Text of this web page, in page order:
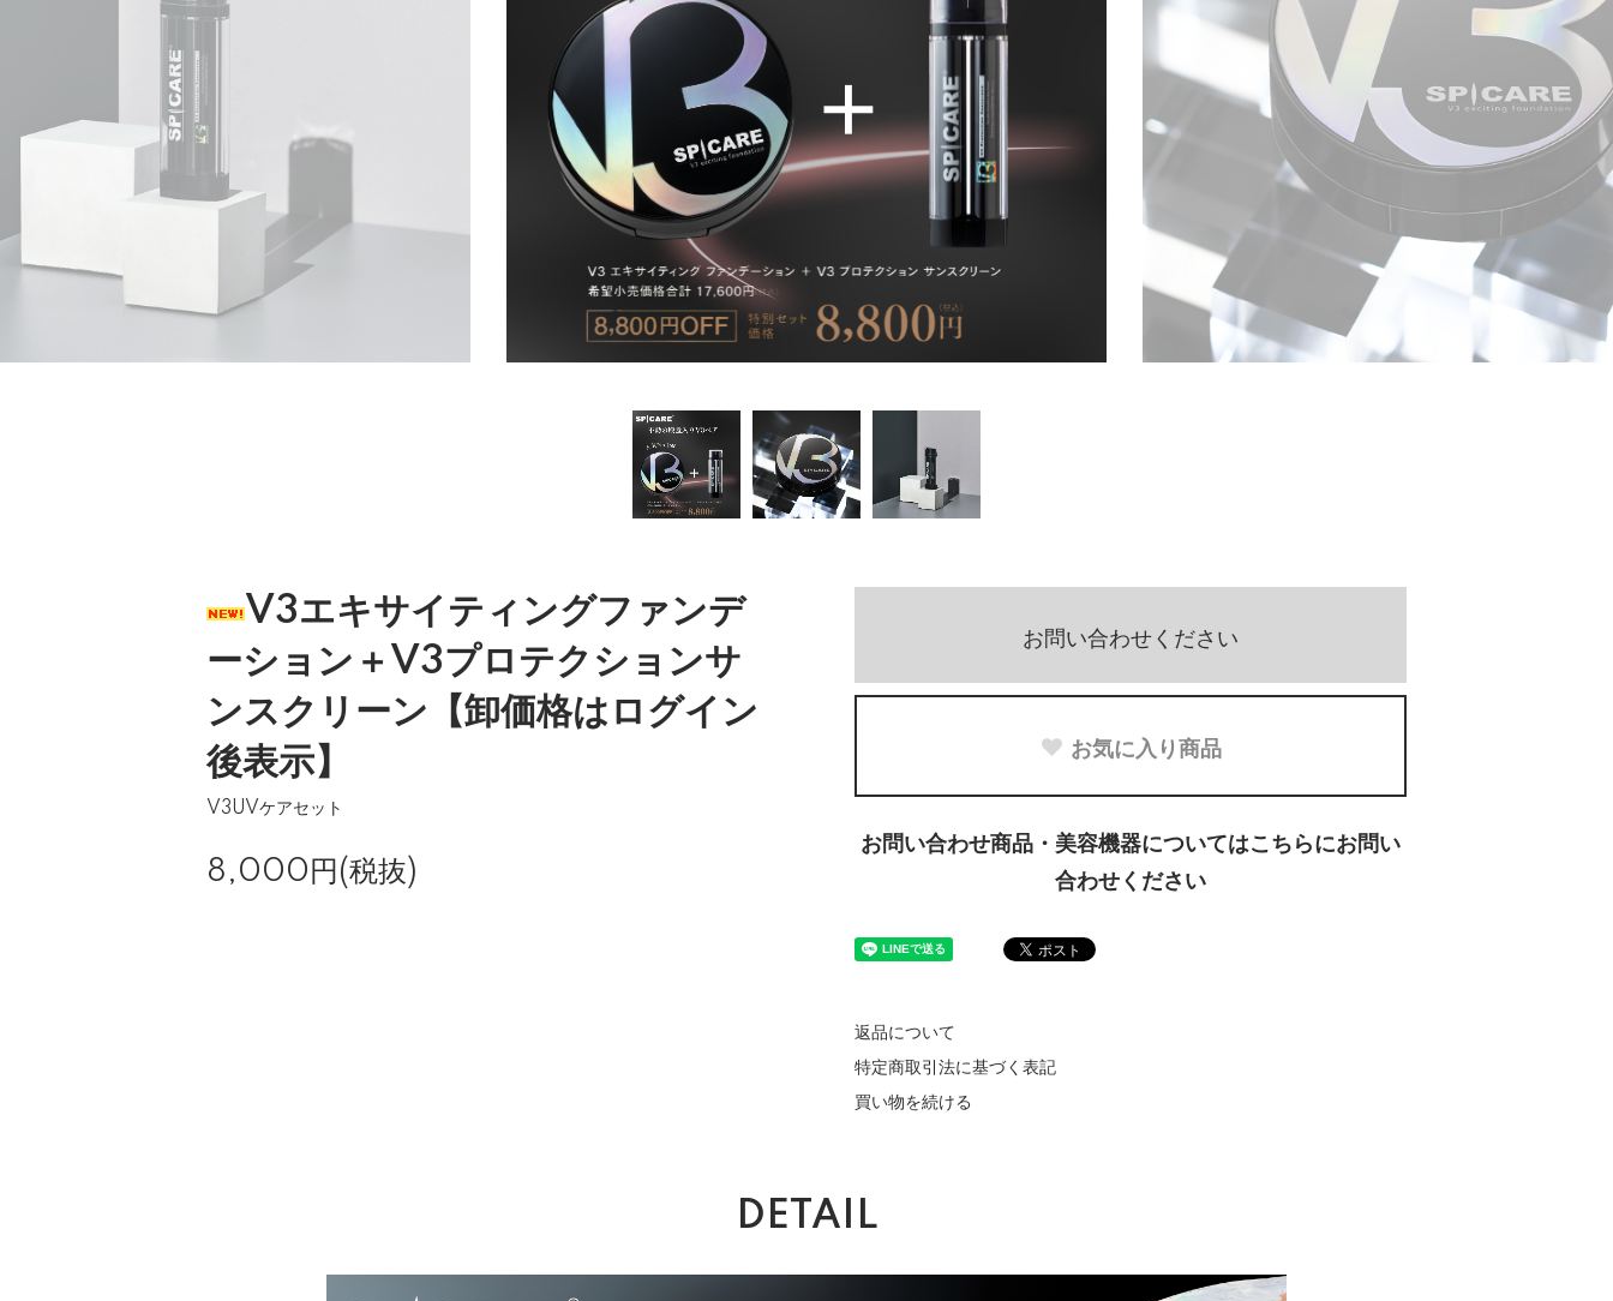
V3エキサイティングファンデ
ーション＋V3プロテクションサ
ンスクリーン【卸価格はログイン
後表示】
V3UVケアセット
8,000円(税抜)
お問い合わせください
お気に入り商品
お問い合わせ商品・美容機器についてはこちらにお問い
合わせください
返品について
特定商取引法に基づく表記
買い物を続ける
DETAIL